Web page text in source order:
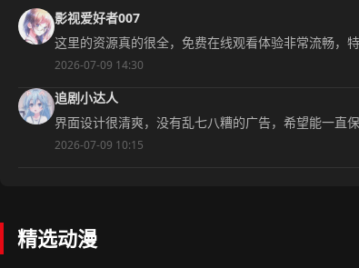
影视爱好者007
这里的资源真的很全，免费在线观看体验非常流畅，
2026-07-09 14:30
追剧小达人
界面设计很清爽，没有乱七八糟的广告，希望能一直
2026-07-09 10:15
精选动漫